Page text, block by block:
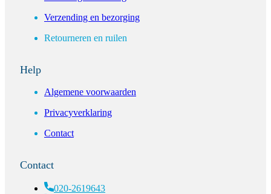
Verzending en bezorging
Retourneren en ruilen
Help
Algemene voorwaarden
Privacyverklaring
Contact
Contact
020-2619643